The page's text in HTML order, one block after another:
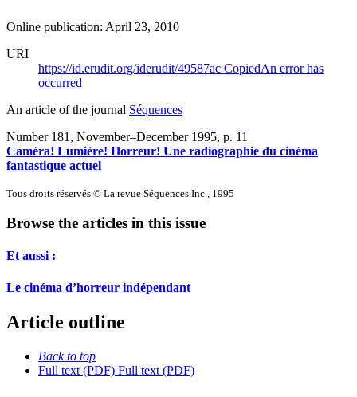
Online publication: April 23, 2010
URI
https://id.erudit.org/iderudit/49587ac CopiedAn error has
occurred
An article of the journal Séquences
Number 181, November–December 1995, p. 11
Caméra! Lumière! Horreur! Une radiographie du cinéma
fantastique actuel
Tous droits réservés © La revue Séquences Inc., 1995
Browse the articles in this issue
Et aussi :
Le cinéma d’horreur indépendant
Article outline
Back to top
Full text (PDF) Full text (PDF)